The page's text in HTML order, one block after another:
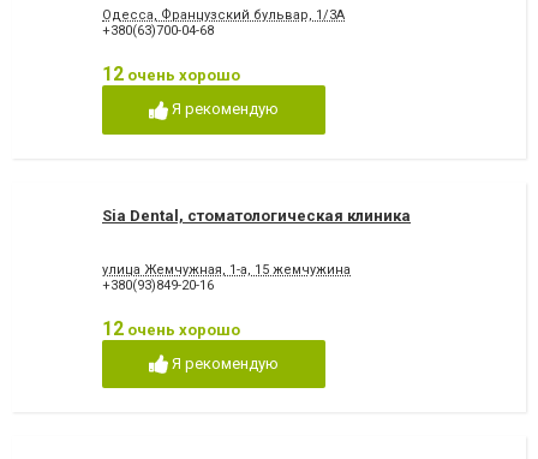
Одесса, Французский бульвар, 1/3А
+380(63)700-04-68
12 очень хорошо
Я рекомендую
Sia Dental, стоматологическая клиника
улица Жемчужная, 1-а, 15 жемчужина
+380(93)849-20-16
12 очень хорошо
Я рекомендую